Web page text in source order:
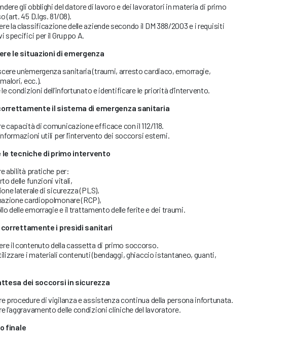
gli obblighi del datore di lavoro e dei lavoratori in materia di primo
(art. 45 D.lgs. 81/08).
la classificazione delle aziende secondo il DM 388/2003 e i requisiti
specifici per il Gruppo A.
le situazioni di emergenza
un’emergenza sanitaria (traumi, arresto cardiaco, emorragie,
ecc.).
le condizioni dell’infortunato e identificare le priorità d’intervento.
il sistema di emergenza sanitaria
capacità di comunicazione efficace con il 112/118.
utili per l’intervento dei soccorsi esterni.
le tecniche di primo intervento
abilità pratiche per:
delle funzioni vitali,
laterale di sicurezza (PLS),
cardiopolmonare (RCP),
delle emorragie e il trattamento delle ferite e dei traumi.
correttamente i presìdi sanitari
il contenuto della cassetta di primo soccorso.
i materiali contenuti (bendaggi, ghiaccio istantaneo, guanti,
dei soccorsi in sicurezza
procedure di vigilanza e assistenza continua della persona infortunata.
l’aggravamento delle condizioni cliniche del lavoratore.
finale